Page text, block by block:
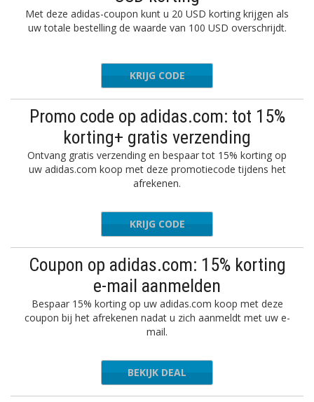
Met deze adidas-coupon kunt u 20 USD korting krijgen als
uw totale bestelling de waarde van 100 USD overschrijdt.
AVEMORE
KRIJG CODE
Promo code op adidas.com: tot 15%
korting+ gratis verzending
Ontvang gratis verzending en bespaar tot 15% korting op
uw adidas.com koop met deze promotiecode tijdens het
afrekenen.
P18MVNU
KRIJG CODE
Coupon op adidas.com: 15% korting
e-mail aanmelden
Bespaar 15% korting op uw adidas.com koop met deze
coupon bij het afrekenen nadat u zich aanmeldt met uw e-
mail.
BEKIJK DEAL